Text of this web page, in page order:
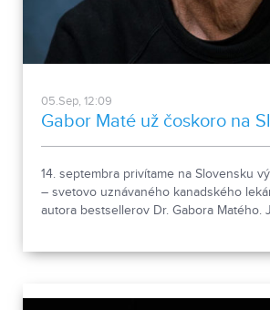
05.Sep, 12:09
Gabor Maté už čoskoro na
14. septembra privítame na Slovensku
– svetovo uznávaného kanadského
autora bestsellerov Dr. Gabora Matého.